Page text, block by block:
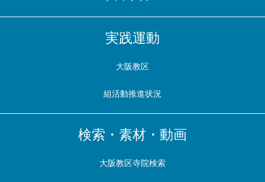
実践運動
大阪教区
組活動推進状況
検索・素材・動画
大阪教区寺院検索